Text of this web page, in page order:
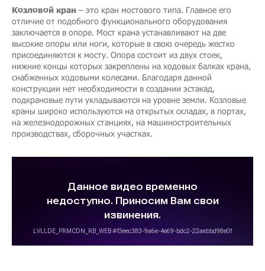
Козловой кран – это кран мостового типа. Главное его
отличие от подобного функционального оборудования
заключается в опоре. Мост крана устанавливают на две
высокие опоры или ноги, которые в свою очередь жестко
присоединяются к мосту. Опора состоит из двух стоек,
нижние концы которых закреплены на ходовых балках крана,
снабженных ходовыми колесами. Благодаря данной
конструкции нет необходимости в создании эстакад,
подкрановые пути укладываются на уровне земли. Козловые
краны широко используются на открытых складах, в портах,
на железнодорожных станциях, на машиностроительных
производствах, сборочных участках.